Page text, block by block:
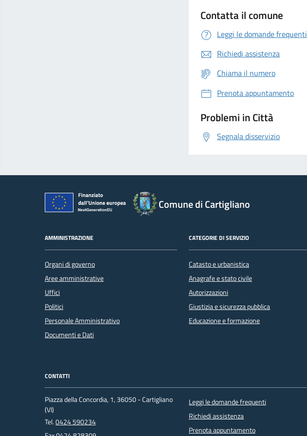
Contatta il comune
Leggi le domande frequenti
Richiedi assistenza
Chiama il numero
Prenota appuntamento
Problemi in Città
Segnala disservizio
Comune di Cartigliano
AMMINISTRAZIONE
Organi di governo
Aree amministrative
Uffici
Politici
Personale Amministrativo
Documenti e Dati
CATEGORIE DI SERVIZIO
Catasto e urbanistica
Anagrafe e stato civile
Autorizzazioni
Giustizia e sicurezza pubblica
Educazione e formazione
CONTATTI
Piazza della Concordia, 1, 36050 - Cartigliano
(VI)
Tel.0424 590234
Leggi le domande frequenti
Richiedi assistenza
Prenota appuntamento